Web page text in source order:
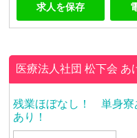
求人を保存
医療法人社団 松下会 あ
残業ほぼなし！ 単身
あり！